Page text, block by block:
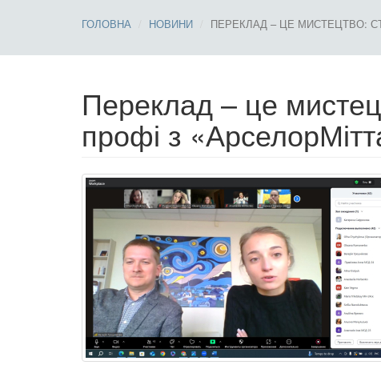
ГОЛОВНА НОВИНИ ПЕРЕКЛАД – ЦЕ МИСТЕЦТВО:
Переклад – це
профі з